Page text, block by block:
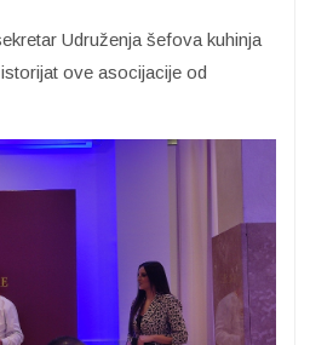
Udruženja šefova kuhinja
ove asocijacije od